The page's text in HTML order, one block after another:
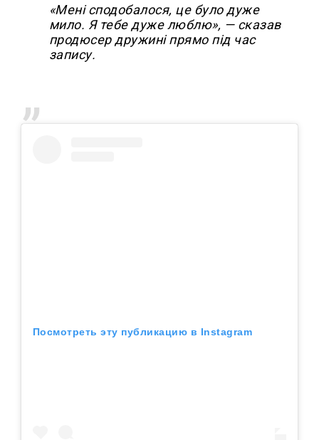
«Мені сподобалося, це було дуже
мило. Я тебе дуже люблю», — сказав
продюсер дружині прямо під час
запису.
Посмотреть эту публикацию в Instagram